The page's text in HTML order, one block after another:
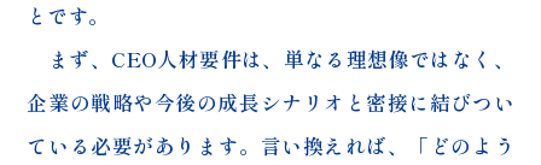
とです。
まず、CEO人材要件は、単なる理想像ではなく、
企業の戦略や今後の成長シナリオと密接に結びつい
ている必要があります。言い換えれば、「どのよう